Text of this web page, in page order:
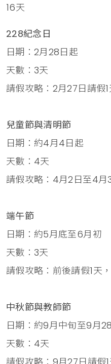
16天
228紀念日
日期：2月28日起
天數：3天
請假攻略：2月27日請假
兒童節與清明節
日期：約4月4日起
天數：4天
請假攻略：4月2日至4月
端午節
日期：約5月底至6月初
天數：3天
請假攻略：前後請假1天
中秋節與教師節
日期：約9月中旬至9月
天數：4天